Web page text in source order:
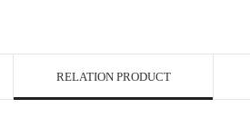
RELATION PRODUCT